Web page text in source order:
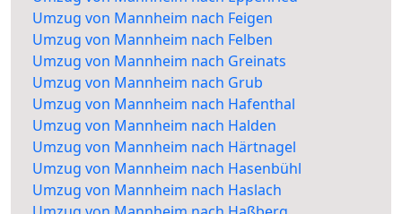
Umzug von Mannheim nach Feigen
Umzug von Mannheim nach Felben
Umzug von Mannheim nach Greinats
Umzug von Mannheim nach Grub
Umzug von Mannheim nach Hafenthal
Umzug von Mannheim nach Halden
Umzug von Mannheim nach Härtnagel
Umzug von Mannheim nach Hasenbühl
Umzug von Mannheim nach Haslach